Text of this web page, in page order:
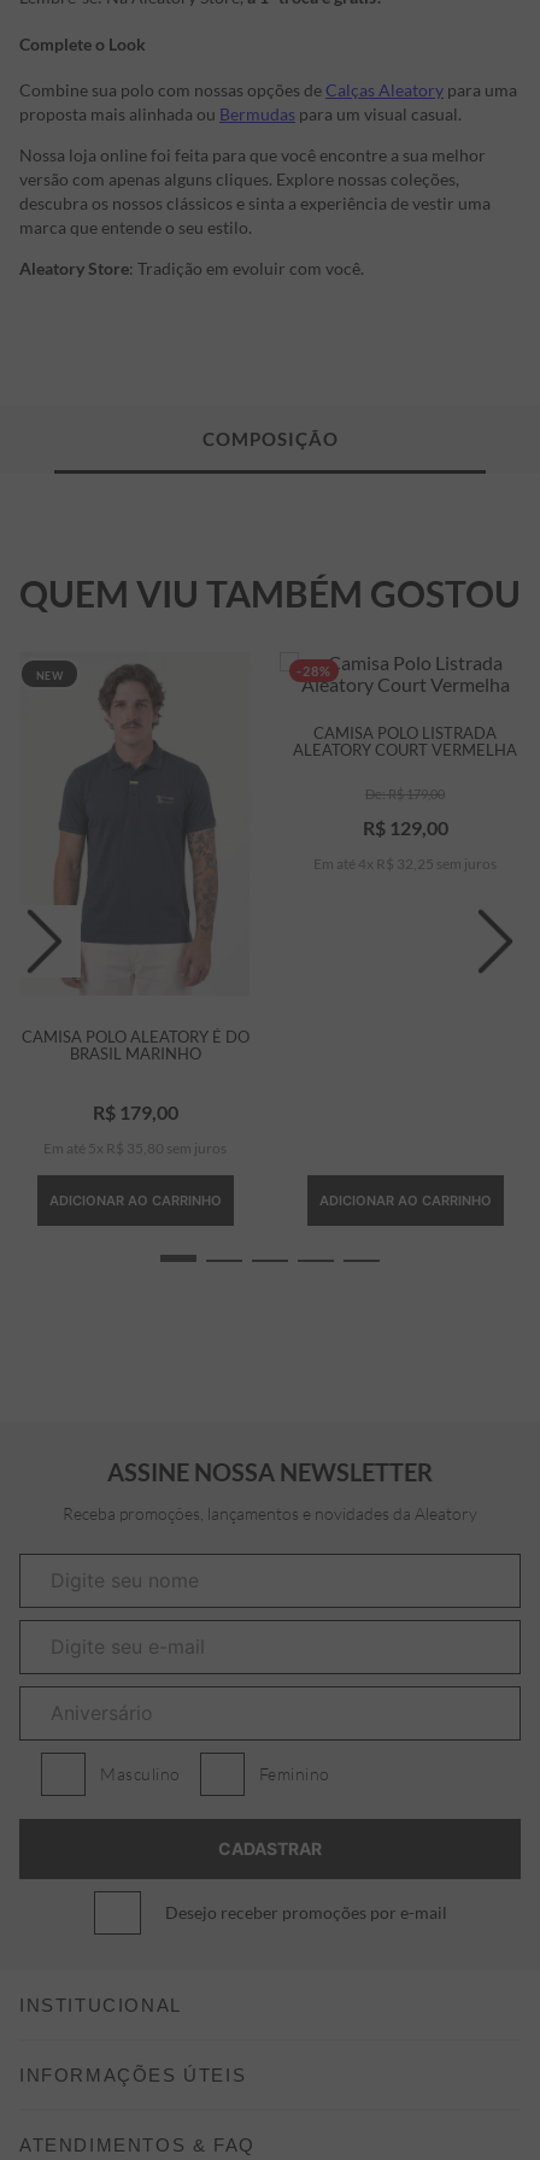
Complete o Look
Combine sua polo com nossas opções de Calças Aleatory para uma
proposta mais alinhada ou Bermudas para um visual casual.
Nossa loja online foi feita para que você encontre a sua melhor
versão com apenas alguns cliques. Explore nossas coleções,
descubra os nossos clássicos e sinta a experiência de vestir uma
marca que entende o seu estilo.
Aleatory Store: Tradição em evoluir com você.
QUEM VIU TAMBÉM GOSTOU
NEW
CAMISA POLO ALEATORY É DO
BRASIL MARINHO
R$ 179,00
Em até 5 x R$ 35 80 sem juros
ADICIONAR AO CARRINHO
-28%
CAMISA POLO LISTRADA
ALEATORY COURT VERMELHA
R$179,00
R$ 129,00
Em até 4 x R$ 32 25 sem juros
ADICIONAR AO CARRINHO
ASSINE NOSSA NEWSLETTER
Receba promoções, lançamentos e novidades da Aleatory
Masculino Feminino
Desejo receber promoções por e-mail
INSTITUCIONAL
CONHEÇA A ALEATORY
INFORMAÇÕES ÚTEIS
ATENDIMENTOS & FAQ